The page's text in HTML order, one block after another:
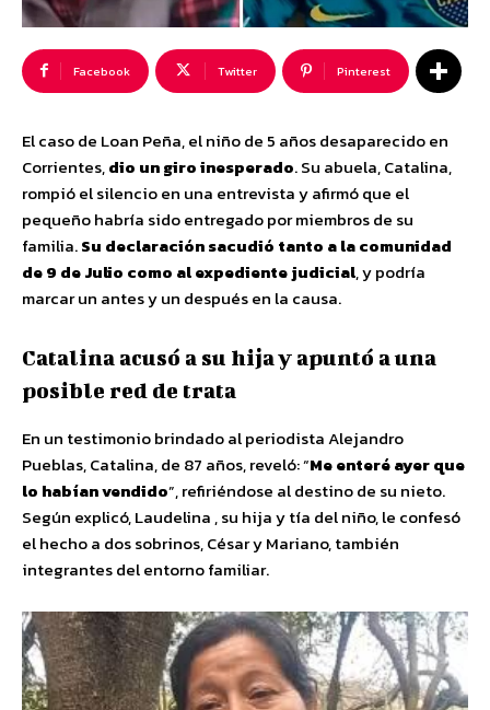
Facebook Twitter Pinterest
El caso de Loan Peña, el niño de 5 años desaparecido en
Corrientes,dio un giro inesperado. Su abuela, Catalina,
rompió el silencio en una entrevista y afirmó que el
pequeño habría sido entregado por miembros de su
familia.Su declaración sacudió tanto a la comunidad
de 9 de Julio como al expediente judicial, y podría
marcar un antes y un después en la causa.
Catalina acusó a su hija y apuntó a una
posible red de trata
En un testimonio brindado al periodista Alejandro
Pueblas, Catalina, de 87 años, reveló: “Me enteré ayer que
lo habían vendido”, refiriéndose al destino de su nieto.
Según explicó, Laudelina , su hija y tía del niño, le confesó
el hecho a dos sobrinos, César y Mariano, también
integrantes del entorno familiar.